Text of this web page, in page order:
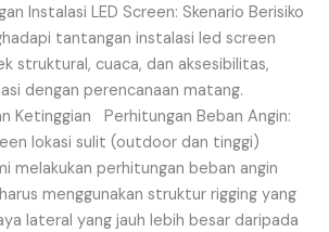
Instalasi LED Screen: Skenario Berisiko
tantangan instalasi led screen
struktural, cuaca, dan aksesibilitas,
dengan perencanaan matang.
Ketinggian Perhitungan Beban Angin:
lokasi sulit (outdoor dan tinggi)
melakukan perhitungan beban angin
menggunakan struktur rigging yang
lateral yang jauh lebih besar daripada